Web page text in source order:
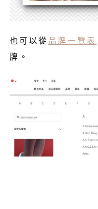
也可以從 品牌一覽表
牌。